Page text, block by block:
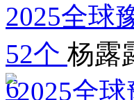
2025全球
52个 杨露
6